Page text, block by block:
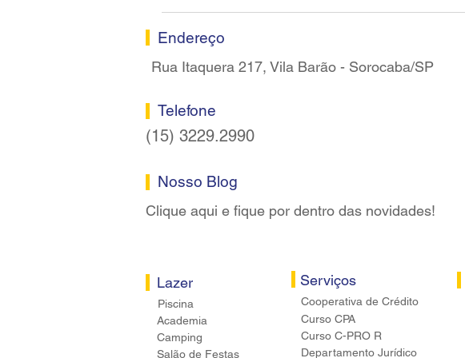
Endereço
Rua Itaquera 217, Vila Barão - Sorocaba/SP
Telefone
(15) 3229.2990
Nosso Blog
Clique aqui e fique por dentro das novidades!
Lazer
Piscina
Academia
Camping
Salão de Festas
Serviços
Cooperativa de Crédito
Curso CPA
Curso C-PRO R
Departamento Jurídico